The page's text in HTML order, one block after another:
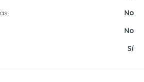
No
No
Sí